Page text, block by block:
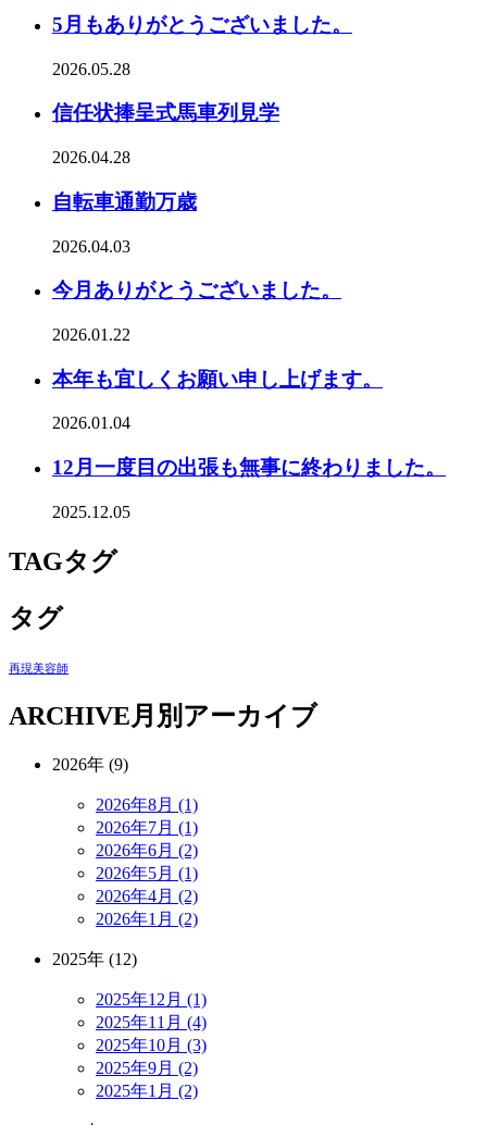
5月もありがとうございました。
2026.05.28
信任状捧呈式馬車列見学
2026.04.28
自転車通勤万歳
2026.04.03
今月ありがとうございました。
2026.01.22
本年も宜しくお願い申し上げます。
2026.01.04
12月一度目の出張も無事に終わりました。
2025.12.05
TAGタグ
タグ
再現美容師
ARCHIVE月別アーカイブ
2026年 (9)
2026年8月 (1)
2026年7月 (1)
2026年6月 (2)
2026年5月 (1)
2026年4月 (2)
2026年1月 (2)
2025年 (12)
2025年12月 (1)
2025年11月 (4)
2025年10月 (3)
2025年9月 (2)
2025年1月 (2)